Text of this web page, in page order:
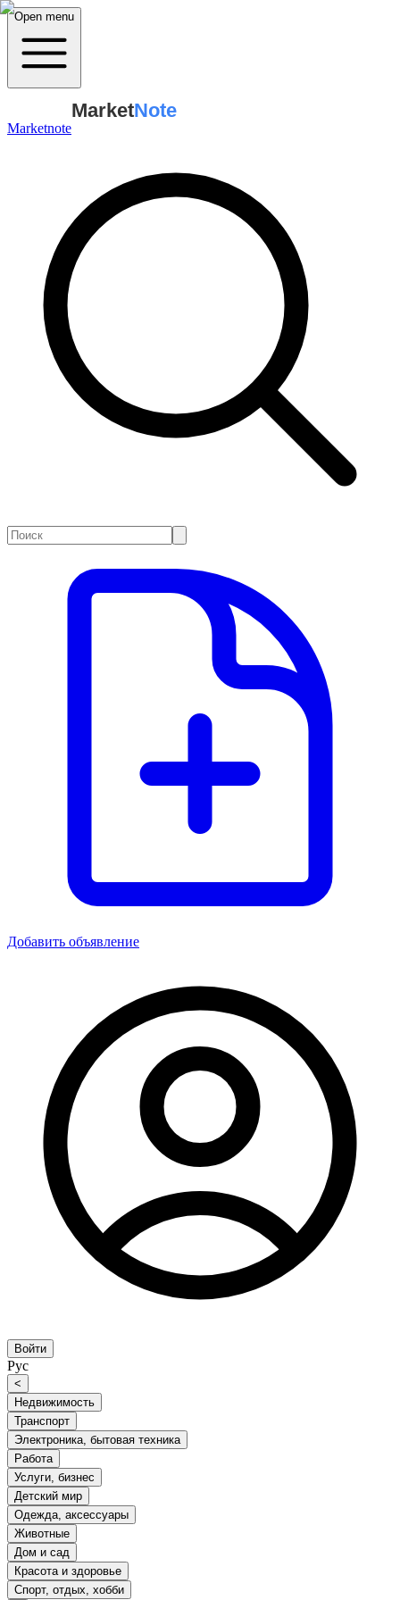
Open menu
Marketnote
MarketNote
Добавить объявление
Войти
Рус
<
Недвижимость
Транспорт
Электроника, бытовая техника
Работа
Услуги, бизнес
Детский мир
Одежда, аксессуары
Животные
Дом и сад
Красота и здоровье
Спорт, отдых, хобби